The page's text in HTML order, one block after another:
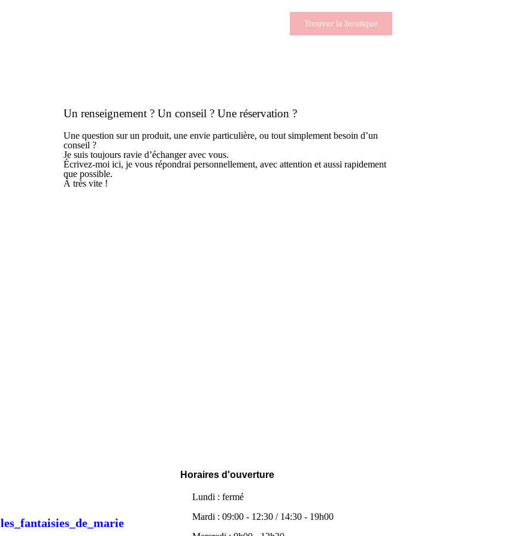
Trouver la boutique
Un renseignement ? Un conseil ? Une réservation ?
Une question sur un produit, une envie particulière, ou tout simplement besoin d’un
conseil ?
Je suis toujours ravie d’échanger avec vous.
Écrivez-moi ici, je vous répondrai personnellement, avec attention et aussi rapidement
que possible.
À très vite !
les_fantaisies_de_marie
Horaires d'ouverture
Lundi : fermé
Mardi : 09:00 - 12:30 / 14:30 - 19h00